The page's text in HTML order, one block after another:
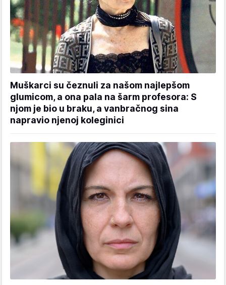
Muškarci su čeznuli za našom najlepšom
glumicom, a ona pala na šarm profesora: S
njom je bio u braku, a vanbračnog sina
napravio njenoj koleginici